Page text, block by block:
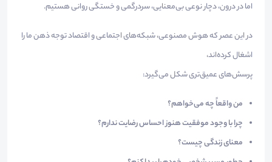
اما در درون، دچار نوعی بی‌معنایی، سردرگمی و خستگی روانی هستیم.
در این عصر که هوش مصنوعی، شبکه‌های اجتماعی و اقتصاد توجه ذهن ما را
اشغال کرده‌اند،
پرسش‌های عمیق‌تری شکل می‌گیرد:
من واقعاً چه می‌خواهم؟
چرا با وجود موفقیت هنوز احساس رضایت ندارم؟
معنای زندگی چیست؟